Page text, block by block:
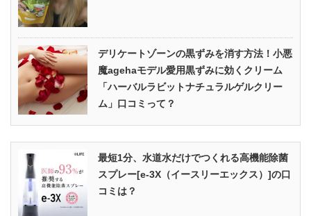
デリケートゾーンの黒ずみを消す方法！小悪
魔agehaモデル愛用黒ずみに効くクリーム
「ハーバルラビットナチュラルゲルクリー
ム」口コミって？
最短1分、水道水だけでつくれる高機能除菌
スプレー[e-3X（イースリーエックス）]の口
コミは？